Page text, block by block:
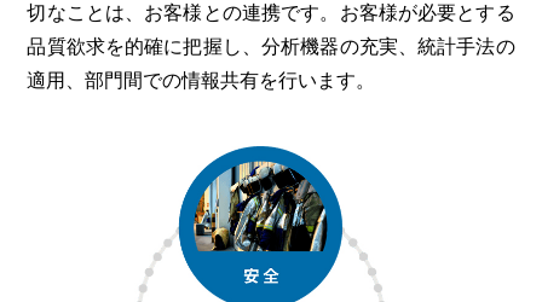
切なことは、お客様との連携です。お客様が必要とする
品質欲求を的確に把握し、分析機器の充実、統計手法の
適用、部門間での情報共有を行います。